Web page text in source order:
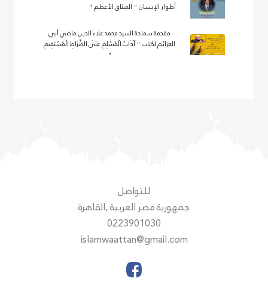
أطوار الإنسان " الميثاق الأعظم "
مقدمة سماحة السيد محمد علاء الدين ماضي أبي
العزائم لكتاب " آدَابُ الْمُسْلِمِ عَلَى الصِّرَاطِ الْمُسْتَقِيمِ
"
للتواصل
جمهورية مصر العربية ,القاهرة
0223901030
islamwaattan@gmail.com